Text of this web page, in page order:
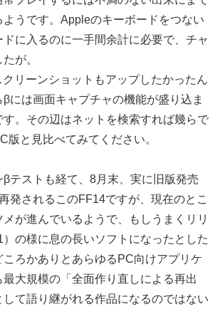
うです。Appleのキーボードをつない
に入るのに一手間余計に必要で、チャ
が。
リーンショットもアップしたかったん
には画面キャプチャの機能が盛り込ま
す。その辺はネットを検索すれば幾らで
版と見比べてみてください。
βテストも経て、8月末、実に旧版発売
発されるこのFF14ですが、現在のとこ
が進んでいるようで、もしうまくリリ
）の様に息の長いソフトになったとした
ころかありとあらゆるPC向けアプリケ
大規模の「全面作り直しによる再出
て語り継がれる作品になるのではない